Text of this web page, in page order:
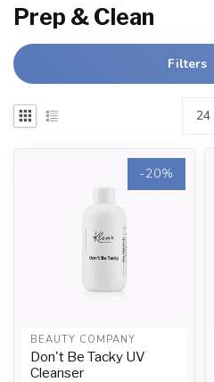
Prep & Clean
Filters
-20%
BEAUTY COMPANY
Don't Be Tacky UV
Cleanser